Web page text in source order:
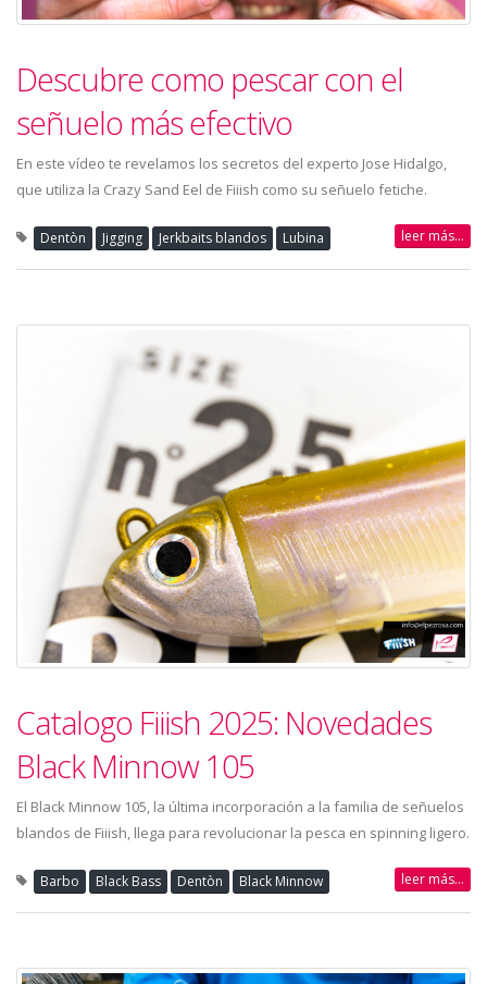
Descubre como pescar con el
señuelo más efectivo
En este vídeo te revelamos los secretos del experto Jose Hidalgo,
que utiliza la Crazy Sand Eel de Fiiish como su señuelo fetiche.
Dentòn Jigging Jerkbaits blandos Lubina leer más...
Catalogo Fiiish 2025: Novedades
Black Minnow 105
El Black Minnow 105, la última incorporación a la familia de señuelos
blandos de Fiiish, llega para revolucionar la pesca en spinning ligero.
Barbo Black Bass Dentòn Black Minnow leer más...